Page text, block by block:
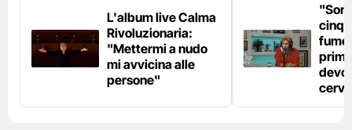
L'album live Calma
Rivoluzionaria:
"Mettermi a nudo
mi avvicina alle
persone"
fumo
devo